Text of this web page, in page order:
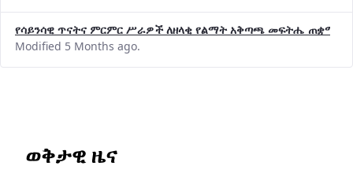
የሳይንሳዊ ጥናትና ምርምር ሥራዎች ለዘላቂ የልማት አቅጣጫ መፍትሔ ጠቋሚ
Modified 5 Months ago.
ወቅታዊ ዜና